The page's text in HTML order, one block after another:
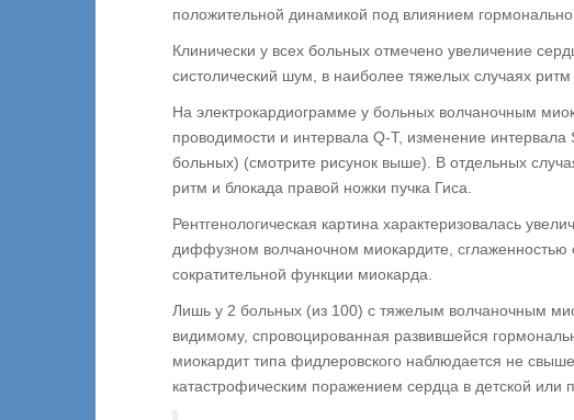
положительной динамикой под влиянием
Клинически у всех больных отмечено увеличение
систолический шум, в наиболее тяжелых случаях ритм
На электрокардиограмме у больных волчаночным
проводимости и интервала Q-T, изменение
больных) (смотрите рисунок выше). В отдельных
ритм и блокада правой ножки пучка Гиса.
Рентгенологическая картина характеризовалась
диффузном волчаночном миокардите, сглаженностью
сократительной функции миокарда.
Лишь у 2 больных (из 100) с тяжелым волчаночным
видимому, спровоцированная развившейся
миокардит типа фидлеровского наблюдается не
катастрофическим поражением сердца в детской или